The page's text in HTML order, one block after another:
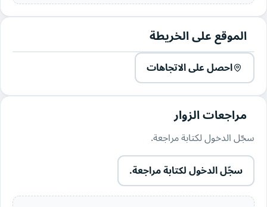
الموقع على الخريطة
احصل على الاتجاهات
مراجعات الزوار
سجّل الدخول لكتابة مراجعة.
سجّل الدخول لكتابة مراجعة.